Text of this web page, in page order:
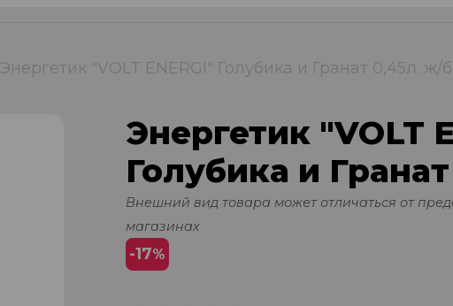
Энергетик "VOLT ENERGI" Голубика и Гранат 0,45л. ж/б
Энергетик "VOLT
Голубика и
Внешний вид товара может отличаться от
магазинах
-17%